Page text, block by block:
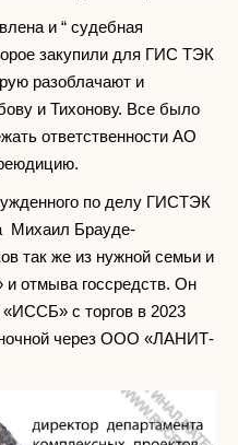
и “ судебная
закупили для ГИС ТЭК
разоблачают и
и Тихонову. Все было
ответственности АО
по делу ГИСТЭК
Михаил Брауде-
так же из нужной семьи и
отмыва госсредств. Он
с торгов в 2023
через ООО «ЛАНИТ-